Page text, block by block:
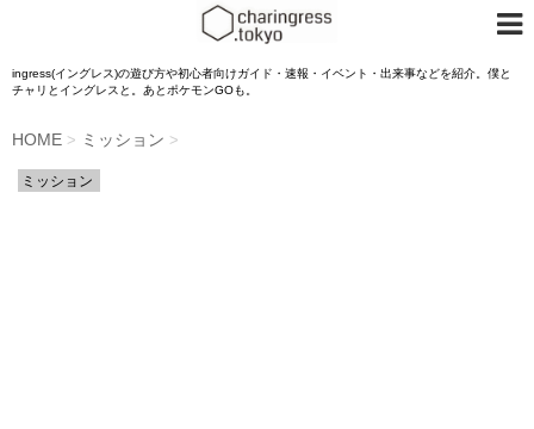
ingress(イングレス)の遊び方や初心者向けガイド・速報・イベント・出来事などを紹介。僕と
チャリとイングレスと。あとポケモンGOも。
HOME > ミッション >
ミッション